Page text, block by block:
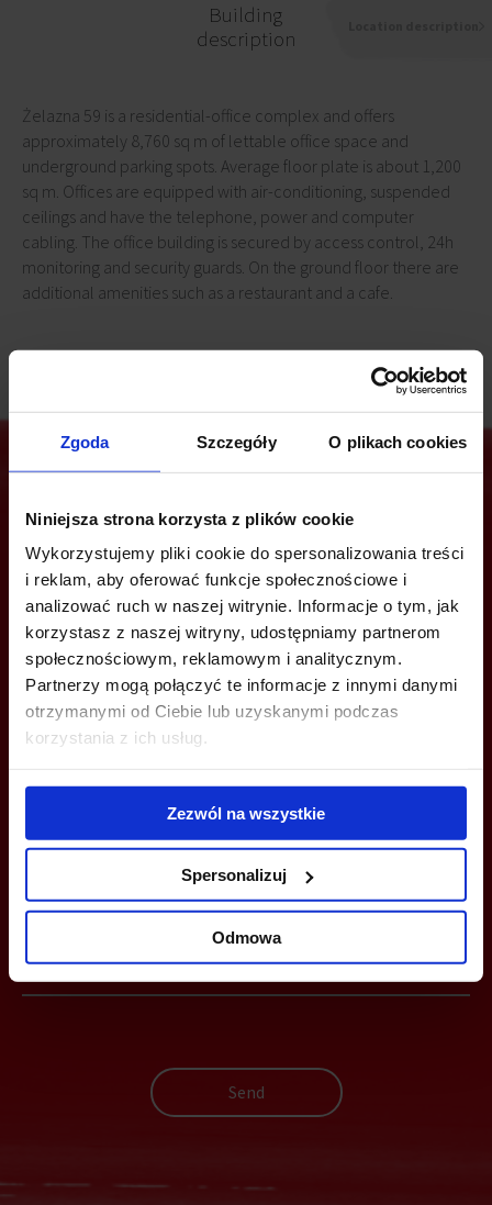
Zgoda Szczegóły O plikach cookies
Niniejsza strona korzysta z plików cookie
Wykorzystujemy pliki cookie do spersonalizowania treści
i reklam, aby oferować funkcje społecznościowe i
analizować ruch w naszej witrynie. Informacje o tym, jak
korzystasz z naszej witryny, udostępniamy partnerom
społecznościowym, reklamowym i analitycznym.
Partnerzy mogą połączyć te informacje z innymi danymi
otrzymanymi od Ciebie lub uzyskanymi podczas
korzystania z ich usług.
Zezwól na wszystkie
Spersonalizuj
Odmowa
Building
description
Żelazna 59 is a residential-office complex and offers
approximately 8,760 sq m of lettable office space and
underground parking spots. Average floor plate is about 1,200
sq m. Offices are equipped with air-conditioning, suspended
ceilings and have the telephone, power and computer
cabling. The office building is secured by access control, 24h
monitoring and security guards. On the ground floor there are
additional amenities such as a restaurant and a cafe.
Are you interested in this offer?
CALL US AND FIND OUT MORE
+48 22 167 04 00
info@officefinder.pl
YOU CAN LEAVE YOUR PHONE NUMBER AND WE WILL CONTACT
Send